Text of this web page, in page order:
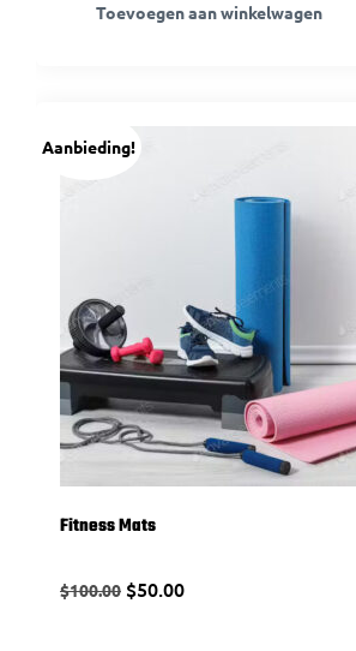
Toevoegen aan winkelwagen
Aanbieding!
Fitness Mats
$100.00 $50.00